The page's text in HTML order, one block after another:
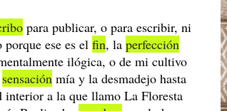
para publicar, o para escribir, ni
porque ese es el fin, la perfección
ilógica, o de mi cultivo
sensación mía y la desmadejo hasta
a la que llamo La Floresta